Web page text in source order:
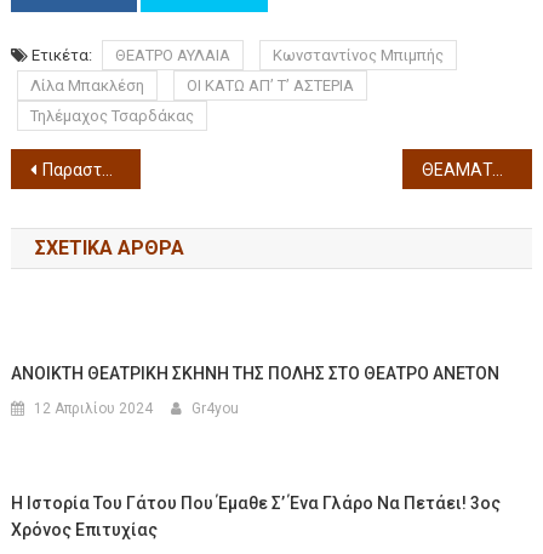
Ετικέτα: ΘΕΑΤΡΟ ΑΥΛΑΙΑ
Κωνσταντίνος Μπιμπής
Λίλα Μπακλέση
ΟΙ ΚΑΤΩ ΑΠ’ Τ’ ΑΣΤΕΡΙΑ
Τηλέμαχος Τσαρδάκας
Παραστάσεις παιδικών εργαστηρίων Θεάτρου Σοφούλη ΘΕΑΜΑΤΑ ΘΕΣΣΑΛΟΝΙΚΗΣ(ΚΙΝΗΜΑΤΟΓΡΑΦΟΙ) Από Πέμπτη 16 Δεκεμβρίου 2021 έως Τετάρτη 22 Δεκεμβρίου2021
ΣΧΕΤΙΚΆ ΆΡΘΡΑ
ΑΝΟΙΚΤΗ ΘΕΑΤΡΙΚΗ ΣΚΗΝΗ ΤΗΣ ΠΟΛΗΣ ΣΤΟ ΘΕΑΤΡΟ ΑΝΕΤΟΝ
12 Απριλίου 2024 Gr4you
Η Ιστορία Του Γάτου Που Έμαθε Σ’ Ένα Γλάρο Να Πετάει! 3ος
Χρόνος Επιτυχίας